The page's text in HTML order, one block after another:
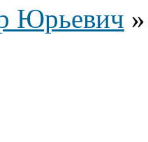
Юрьевич